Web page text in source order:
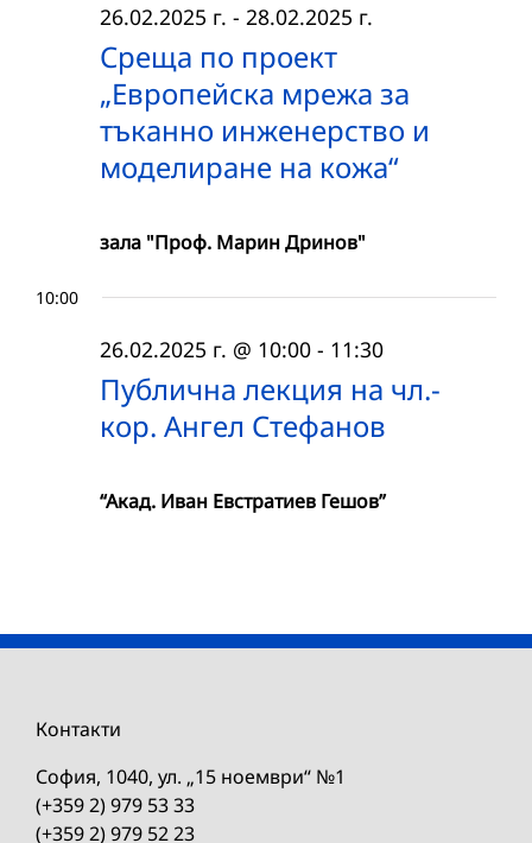
Среща по проект
„Европейска мрежа за
тъканно инженерство и
моделиране на кожа“
26.02.2025 г. - 28.02.2025 г.
зала "Проф. Марин Дринов"
10:00
Публична лекция на чл.-
кор. Ангел Стефанов
26.02.2025 г. @ 10:00 - 11:30
“Акад. Иван Евстратиев Гешов”
Контакти
София, 1040, ул. „15 ноември“ №1
(+359 2) 979 53 33
(+359 2) 979 52 23